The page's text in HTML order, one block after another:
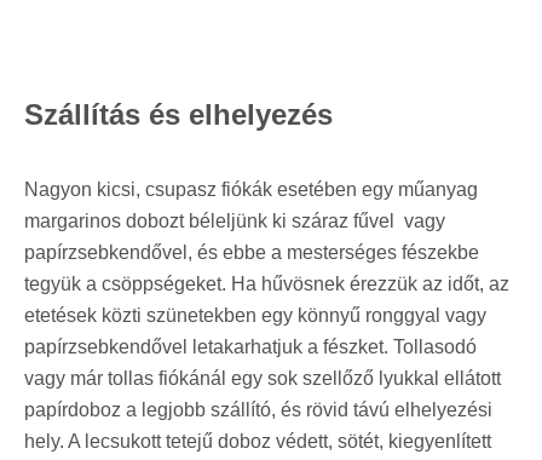
Szállítás és elhelyezés
Nagyon kicsi, csupasz fiókák esetében egy műanyag
margarinos dobozt béleljünk ki száraz fűvel vagy
papírzsebkendővel, és ebbe a mesterséges fészekbe
tegyük a csöppségeket. Ha hűvösnek érezzük az időt, az
etetések közti szünetekben egy könnyű ronggyal vagy
papírzsebkendővel letakarhatjuk a fészket. Tollasodó
vagy már tollas fiókánál egy sok szellőző lyukkal ellátott
papírdoboz a legjobb szállító, és rövid távú elhelyezési
hely. A lecsukott tetejű doboz védett, sötét, kiegyenlített